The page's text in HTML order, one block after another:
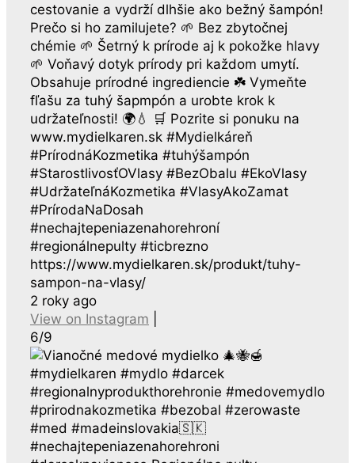
cestovanie a vydrží dlhšie ako bežný šampón!
Prečo si ho zamilujete? 🌱 Bez zbytočnej
chémie 🌱 Šetrný k prírode aj k pokožke hlavy
🌱 Voňavý dotyk prírody pri každom umytí.
Obsahuje prírodné ingrediencie ☘️ Vymeňte
fľašu za tuhý šapmpón a urobte krok k
udržateľnosti! 🌍💧 🛒 Pozrite si ponuku na
www.mydielkaren.sk #Mydielkáreň
#PrírodnáKozmetika #tuhýšampón
#StarostlivosťOVlasy #BezObalu #EkoVlasy
#UdržateľnáKozmetika #VlasyAkoZamat
#PrírodaNaDosah
#nechajtepeniazenahorehroní
#regionálnepulty #ticbrezno
https://www.mydielkaren.sk/produkt/tuhy-
sampon-na-vlasy/
2 roky ago
View on Instagram
6/9